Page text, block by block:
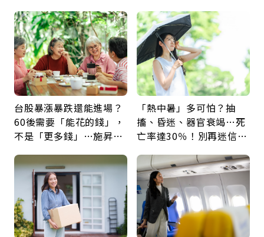
台股暴漲暴跌還能進場？
60後需要「能花的錢」，
不是「更多錢」…施昇
票
「熱中暑」多可怕？抽
搐、昏迷、器官衰竭…死
亡率達30％！別再迷信
5招才能真救命